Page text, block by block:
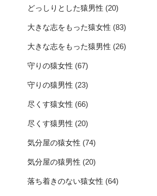
どっしりとした猿男性 (20)
大きな志をもった猿女性 (83)
大きな志をもった猿男性 (26)
守りの猿女性 (67)
守りの猿男性 (23)
尽くす猿女性 (66)
尽くす猿男性 (20)
気分屋の猿女性 (74)
気分屋の猿男性 (20)
落ち着きのない猿女性 (64)